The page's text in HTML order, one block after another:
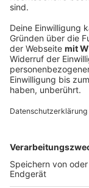
Weitere
Anzeige
Düsseldorf
Mitteilung der
Bereits im
"Dein Baum":
Himmelgeister